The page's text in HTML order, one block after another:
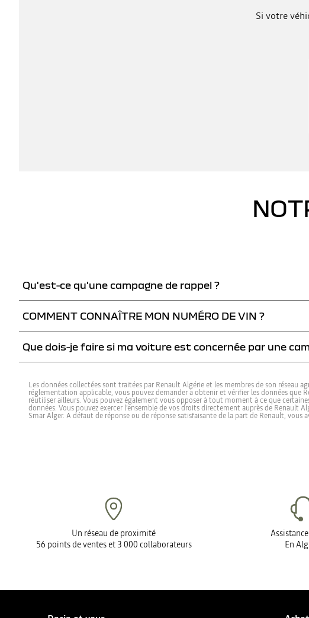
Si votre
Qu'est-ce qu'une campagne de rappel ?
Lorsque la marque Dacia identifie un produit présentant un potentiel
sont prévenus par courrier recommandé de façon à faire contrôler et le
COMMENT CONNAÎTRE MON NUMÉRO DE VIN ?
VIN (Vehicule Identification Number) est inscrit sur votre certificat
Que dois-je faire si ma voiture est concernée par une
Les données collectées sont traitées par Renault Algérie et les membres de son
réglementation applicable, vous pouvez demander à obtenir et vérifier les données
réutiliser ailleurs. Vous pouvez également vous opposer à tout moment à ce que
données. Vous pouvez exercer l’ensemble de vos droits directement auprès de Renault
Smar Alger. A défaut de réponse ou de réponse satisfaisante de la part de Renault,
Un réseau de proximité
56 points de ventes et 3 000 collaborateurs
En